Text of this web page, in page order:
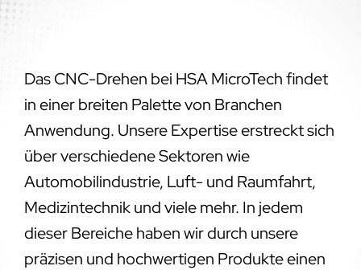
Das CNC-Drehen bei HSA MicroTech findet
in einer breiten Palette von Branchen
Anwendung. Unsere Expertise erstreckt sich
über verschiedene Sektoren wie
Automobilindustrie, Luft- und Raumfahrt,
Medizintechnik und viele mehr. In jedem
dieser Bereiche haben wir durch unsere
präzisen und hochwertigen Produkte einen